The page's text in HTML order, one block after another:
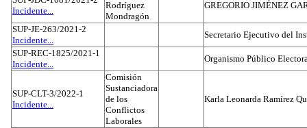
Incidente...
Rodríguez
Mondragón
GREGORIO JIMÉNEZ
SUP-JE-263/2021-2
Incidente...
Secretario Ejecutivo del
SUP-REC-1825/2021-1
Incidente...
Organismo Público
SUP-CLT-3/2022-1
Incidente...
Comisión
Sustanciadora
de los
Conflictos
Laborales
Karla Leonarda Ramírez